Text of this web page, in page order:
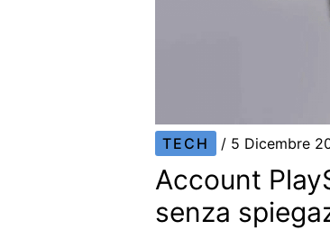
TECH / 5 Dicembre
Account
senza